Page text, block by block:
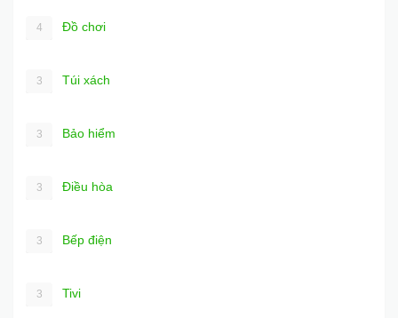
4 Đồ chơi
3 Túi xách
3 Bảo hiểm
3 Điều hòa
3 Bếp điện
3 Tivi